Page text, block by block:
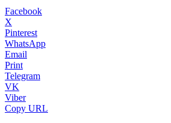
Facebook
X
Pinterest
WhatsApp
Email
Print
Telegram
VK
Viber
Copy URL